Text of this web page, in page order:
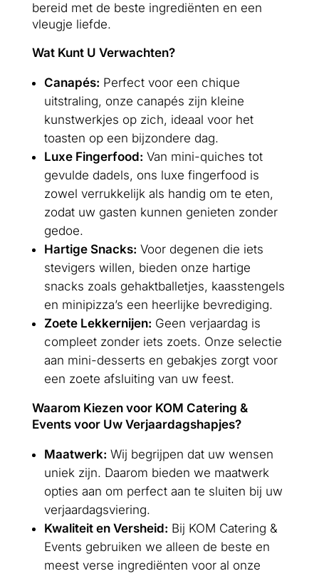
bereid met de beste ingrediënten en een
vleugje liefde.
Wat Kunt U Verwachten?
Canapés: Perfect voor een chique
uitstraling, onze canapés zijn kleine
kunstwerkjes op zich, ideaal voor het
toasten op een bijzondere dag.
Luxe Fingerfood: Van mini-quiches tot
gevulde dadels, ons luxe fingerfood is
zowel verrukkelijk als handig om te eten,
zodat uw gasten kunnen genieten zonder
gedoe.
Hartige Snacks: Voor degenen die iets
stevigers willen, bieden onze hartige
snacks zoals gehaktballetjes, kaasstengels
en minipizza’s een heerlijke bevrediging.
Zoete Lekkernijen: Geen verjaardag is
compleet zonder iets zoets. Onze selectie
aan mini-desserts en gebakjes zorgt voor
een zoete afsluiting van uw feest.
Waarom Kiezen voor KOM Catering &
Events voor Uw Verjaardagshapjes?
Maatwerk: Wij begrijpen dat uw wensen
uniek zijn. Daarom bieden we maatwerk
opties aan om perfect aan te sluiten bij uw
verjaardagsviering.
Kwaliteit en Versheid: Bij KOM Catering &
Events gebruiken we alleen de beste en
meest verse ingrediënten voor al onze